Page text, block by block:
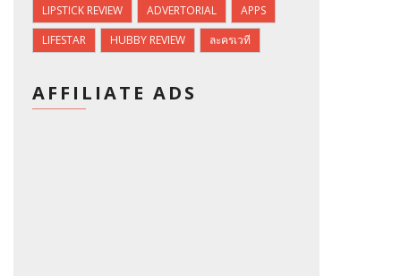
LIPSTICK REVIEW
ADVERTORIAL
APPS
LIFESTAR
HUBBY REVIEW ละครเวที
AFFILIATE ADS